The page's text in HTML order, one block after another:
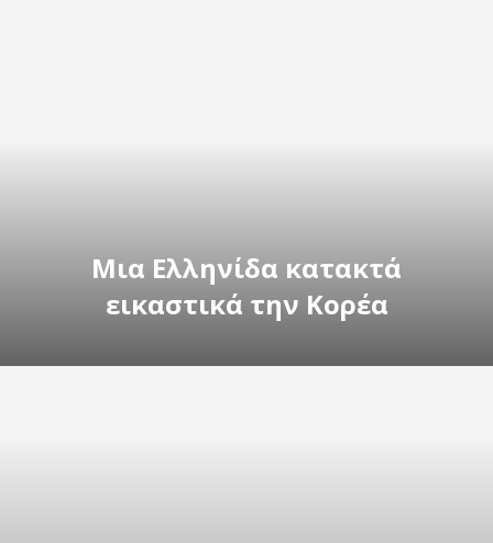
Μια Ελληνίδα κατακτά
εικαστικά την Κορέα